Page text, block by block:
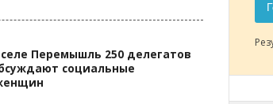
Перемышль 250 делегатов
социальные